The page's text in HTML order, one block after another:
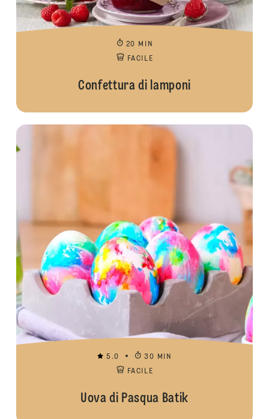
20 MIN
FACILE
Confettura di lamponi
5.0
30 MIN
FACILE
Uova di Pasqua Batik